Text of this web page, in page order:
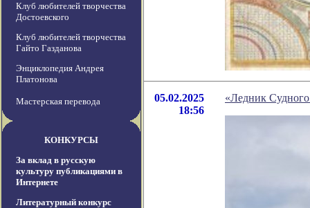
Клуб любителей творчества
Достоевского
Клуб любителей творчества
Гайто Газданова
Энциклопедия Андрея
Платонова
Мастерская перевода
КОНКУРСЫ
За вклад в русскую
культуру публикациями в
Интернете
Литературный конкурс
05.02.2025
18:56
«Ледник Судного